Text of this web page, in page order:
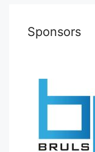
Sponsors